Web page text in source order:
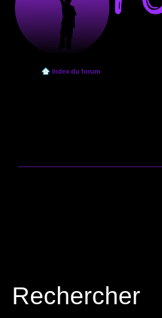
Index du forum
Rechercher